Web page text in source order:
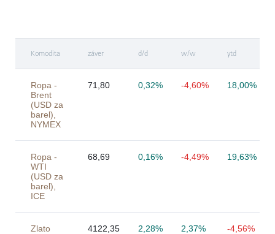
Komodita záver d/d w/w ytd
Ropa -
Brent
(USD za
barel),
NYMEX
71,80 0,32% -4,60% 18,00%
Ropa -
WTI
(USD za
barel),
ICE
68,69 0,16% -4,49% 19,63%
Zlato
4122,35 2,28% 2,37% -4,56%